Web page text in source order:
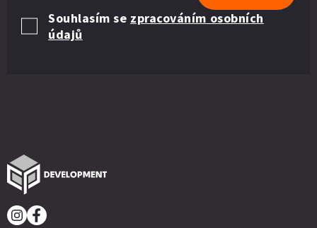
Souhlasím se zpracováním osobních
údajů